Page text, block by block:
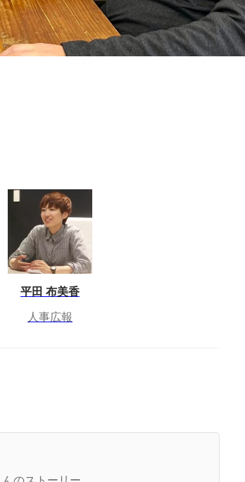
平田 布美香
人事広報
合った質の高いプロダクトを提供でき